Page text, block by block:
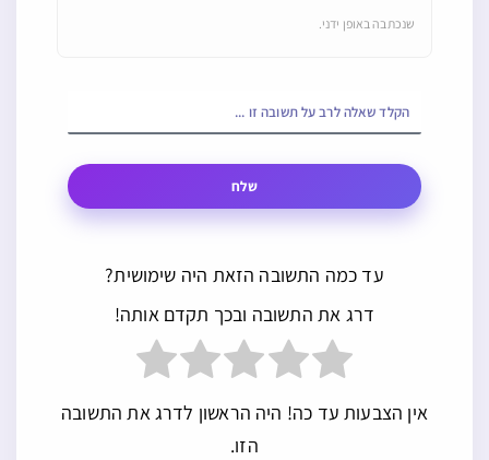
שנכתבה באופן ידני.
שלח
עד כמה התשובה הזאת היה שימושית?
דרג את התשובה ובכך תקדם אותה!
אין הצבעות עד כה! היה הראשון לדרג את התשובה
הזו.